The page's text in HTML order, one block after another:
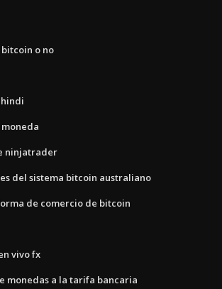
o no
ninjatrader
del sistema bitcoin australiano
de comercio de bitcoin
vivo fx
monedas a la tarifa bancaria